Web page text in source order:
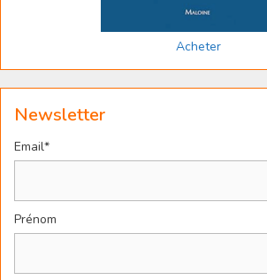
Acheter
Newsletter
Email*
Prénom